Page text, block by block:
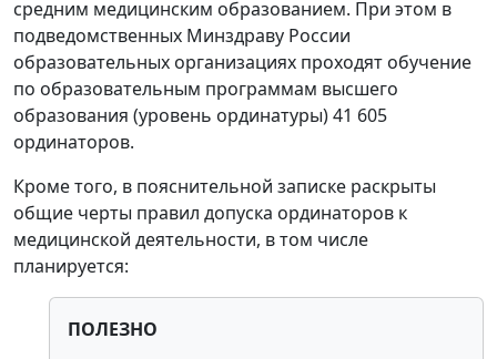
средним медицинским образованием. При этом в
подведомственных Минздраву России
образовательных организациях проходят обучение
по образовательным программам высшего
образования (уровень ординатуры) 41 605
ординаторов.
Кроме того, в пояснительной записке раскрыты
общие черты правил допуска ординаторов к
медицинской деятельности, в том числе
планируется:
ПОЛЕЗНО